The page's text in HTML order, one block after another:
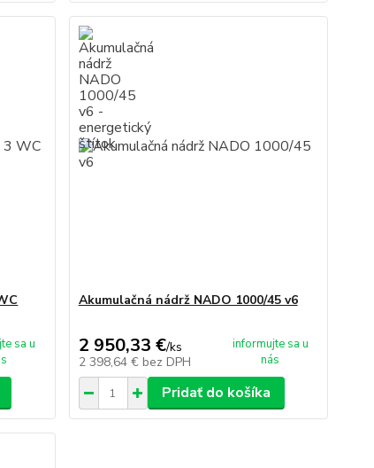
sa u
Akumulačná nádrž NADO 1000/45 v6
2 950,33 €/ks
2 398,64 € bez DPH
informujte sa u
nás
Pridať do košíka